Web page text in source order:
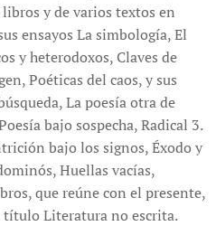
y de varios textos en
ensayos La simbología, El
y heterodoxos, Claves de
Poéticas del caos, y sus
La poesía otra de
bajo sospecha, Radical 3.
bajo los signos, Éxodo y
Huellas vacías,
que reúne con el presente,
título Literatura no escrita.